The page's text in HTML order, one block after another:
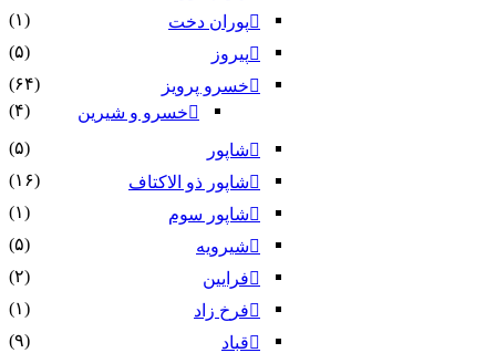
پوران دخت
(۱)
پیروز
(۵)
خسرو پرویز
(۶۴)
خسرو و شیرین
(۴)
شاپور
(۵)
شاپور ذو الاکتاف
(۱۶)
شاپور سوم‏
(۱)
شیرویه
(۵)
فرایین
(۲)
فرخ زاد
(۱)
قباد
(۹)